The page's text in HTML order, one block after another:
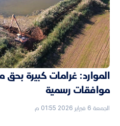
الموارد: غرامات كبيرة بحق
موافقات رسمية
الجمعة 6 فبراير 2026 01:55 م